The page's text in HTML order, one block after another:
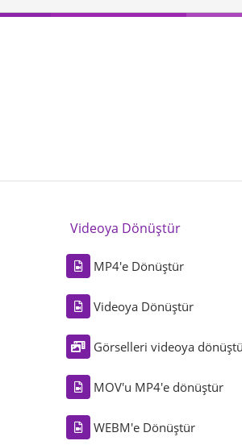
Videoya Dönüştür
MP4'e Dönüştür
Videoya Dönüştür
Görselleri videoya
MOV'u MP4'e dönüştür
WEBM'e Dönüştür